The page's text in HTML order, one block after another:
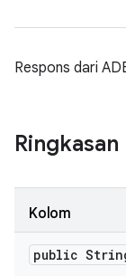
Respons dari
Ringkasan
Kolom
public